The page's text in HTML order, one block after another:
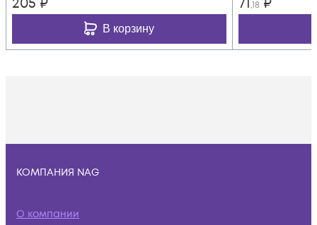
В корзину
,18
КОМПАНИЯ NAG
О компании